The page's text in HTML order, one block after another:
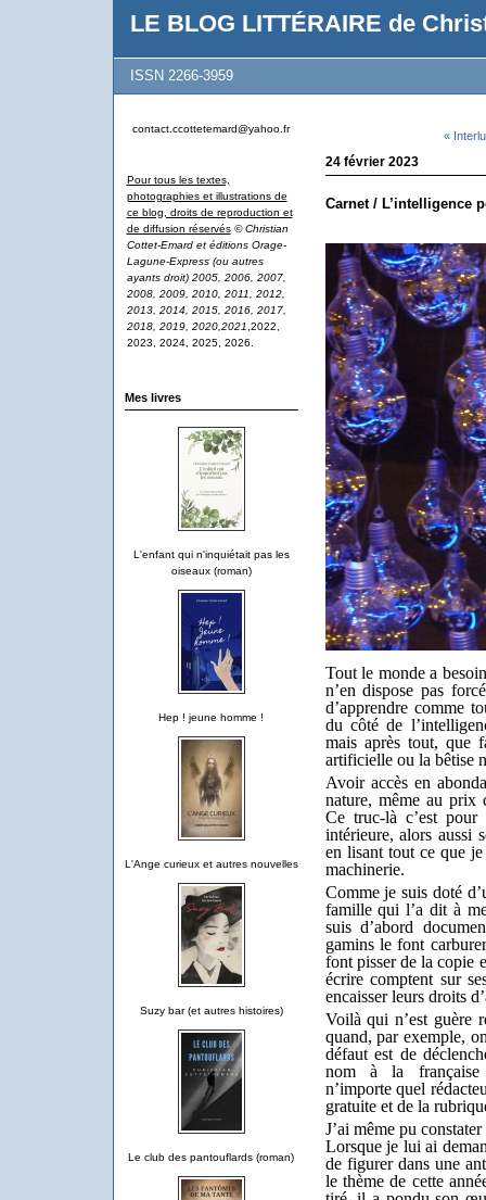
LE BLOG LITTÉRAIRE de
ISSN 2266-3959
contact.ccottetemard@yahoo.fr
Pour tous les textes,
photographies et illustrations de
ce blog, droits de reproduction et
de diffusion réservés © Christian
Cottet-Emard et éditions Orage-
Lagune-Express (ou autres
ayants droit) 2005, 2006, 2007,
2008, 2009, 2010, 2011, 2012,
2013, 2014, 2015, 2016, 2017,
2018, 2019, 2020,2021 ,2022,
2023, 2024, 2025, 2026.
Mes livres
L'enfant qui n'inquiétait pas les
oiseaux (roman)
Hep ! jeune homme !
L'Ange curieux et autres nouvelles
Suzy bar (et autres histoires)
Le club des pantouflards (roman)
«
24 février 2023
Carnet / L’intelligence
Tout le monde a
n’en dispose pas
d’apprendre comme
du côté de
mais après tout, que
artificielle ou la bêtise
Avoir accès en
nature, même au prix
Ce truc-là c’est
intérieure, alors aussi
en lisant tout ce que
machinerie.
Comme je suis doté
famille qui l’a dit à
suis d’abord
gamins le font
font pisser de la copie
écrire comptent sur
encaisser leurs droits
Voilà qui n’est guère
quand, par exemple,
défaut est de
nom à la française
n’importe quel
gratuite et de la
J’ai même pu
Lorsque je lui ai
de figurer dans une
le thème de cette